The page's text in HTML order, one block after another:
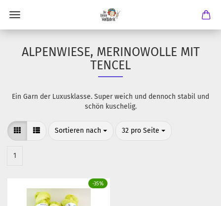
ALPENWIESE, MERINOWOLLE MIT
TENCEL
Ein Garn der Luxusklasse. Super weich und dennoch stabil und
schön kuschelig.
Sortieren nach
Sortieren nach 32 pro Seite
pro Seite
1
-35%